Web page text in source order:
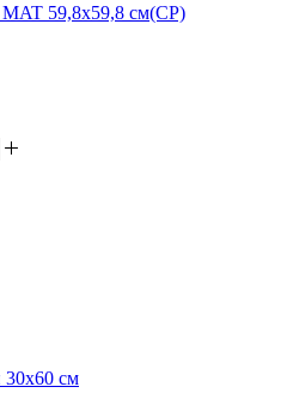
MAT 59,8x59,8 см(CP)
30х60 см